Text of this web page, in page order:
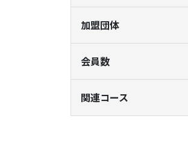
加盟団体
会員数
関連コース